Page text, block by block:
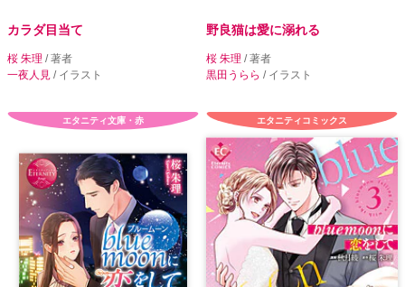
カラダ目当て
桜 朱理 / 著者
一夜人見 / イラスト
野良猫は愛に溺れる
桜 朱理 / 著者
黒田うらら / イラスト
エタニティ文庫・赤 エタニティコミックス